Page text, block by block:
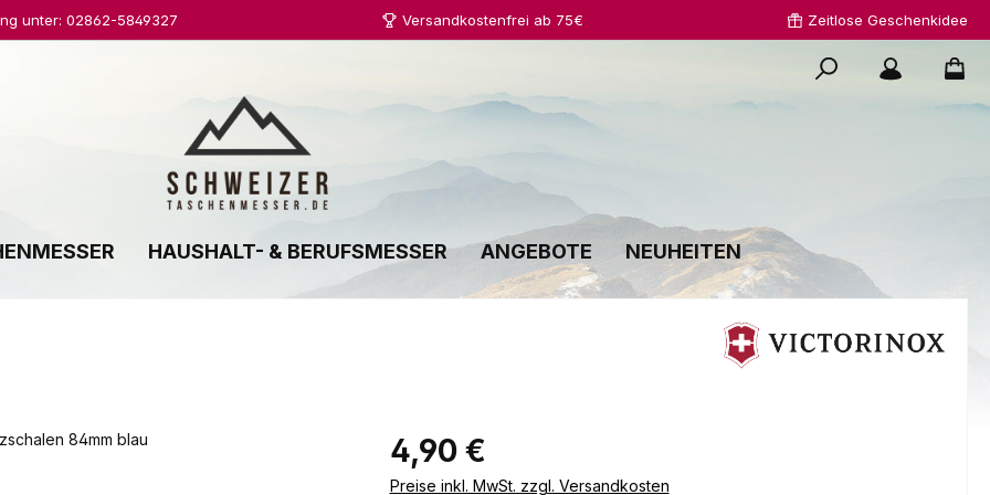
unter: 02862-5849327 Versandkostenfrei ab 75€ Zeitlose Geschenkidee
HAUSHALT- & BERUFSMESSER ANGEBOTE NEUHEITEN
Regulärer Preis:
4,90 €
Preise inkl. MwSt. zzgl. Versandkosten